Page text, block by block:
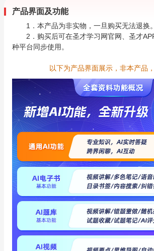
产品界面及功能
1．本产品为非实物，一旦购买无法退换。
2．购买后可在圣才学习网官网、圣才
种平台同步使用。
以下为产品界面展示，非本产品